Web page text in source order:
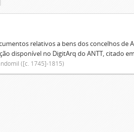
relativos a bens dos concelhos de
disponível no DigitArq do ANTT, citado
([c. 1745]-1815)